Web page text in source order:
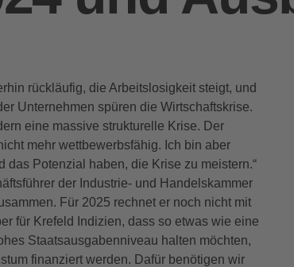
rückläufig, die Arbeitslosigkeit steigt, und
Unternehmen spüren die Wirtschaftskrise.
eine massive strukturelle Krise. Der
mehr wettbewerbsfähig. Ich bin aber
Potenzial haben, die Krise zu meistern.“
der Industrie- und Handelskammer
Für 2025 rechnet er noch nicht mit
für Krefeld Indizien, dass so etwas wie eine
Staatsausgabenniveau halten möchten,
finanziert werden. Dafür benötigen wir